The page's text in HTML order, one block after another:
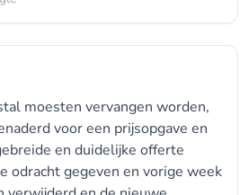
moesten vervangen worden,
voor een prijsopgave en
en duidelijke offerte
odracht gegeven en vorige week